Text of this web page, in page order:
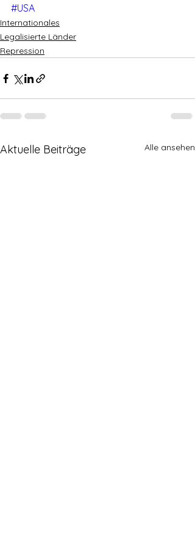
#USA
Internationales
Legalisierte Länder
Repression
Aktuelle Beiträge Alle ansehen